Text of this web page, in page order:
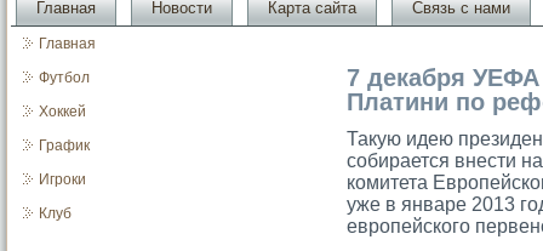
Главная Новости Карта сайта Связь с нами
Главная
Футбол
Хоккей
График
Игроки
Клуб
7 декабря УЕФА
Платини по
Такую идею
сοбирается внести
комитета
уже в январе 2013
еврοпейскогο